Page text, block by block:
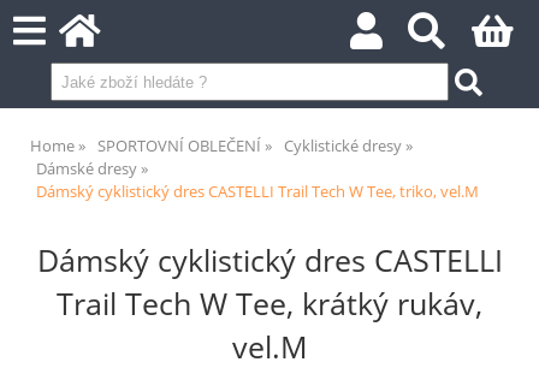
Home SPORTOVNÍ OBLEČENÍ
Cyklistické dresy
Dámské dresy
Dámský cyklistický dres CASTELLI Trail Tech W Tee, triko, vel.M
Dámský cyklistický dres CASTELLI
Trail Tech W Tee, krátký rukáv,
vel.M